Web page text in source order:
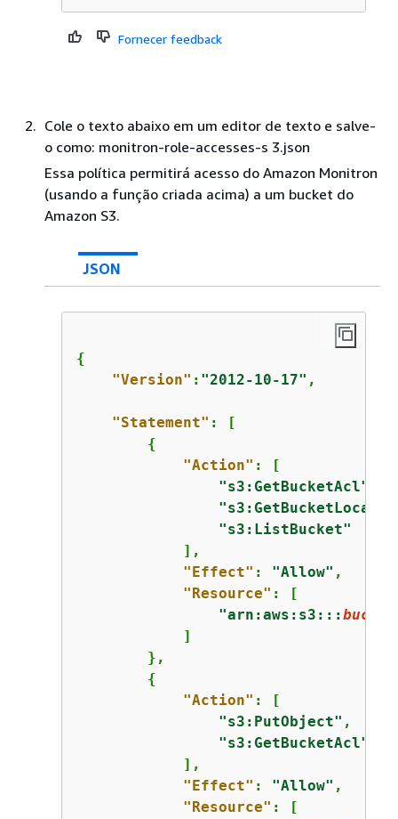
Fornecer feedback
Cole o texto abaixo em um editor de texto e salve-
o como: monitron-role-accesses-s 3.json
Essa política permitirá acesso do Amazon Monitron
(usando a função criada acima) a um bucket do
Amazon S3.
JSON
{
"Version" : "2012-10-17" ,
"Statement" : [
{
"Action" : [
"s3:GetBucketAcl"
"s3:ListBucket"
            ],
"Effect" : "Allow" ,
"Resource" : [
"arn:aws:s3:::
            ]
        },
{
"Action" : [
"s3:PutObject" ,
"s3:GetBucketAcl"
            ],
"Effect" : "Allow" ,
"Resource" : [